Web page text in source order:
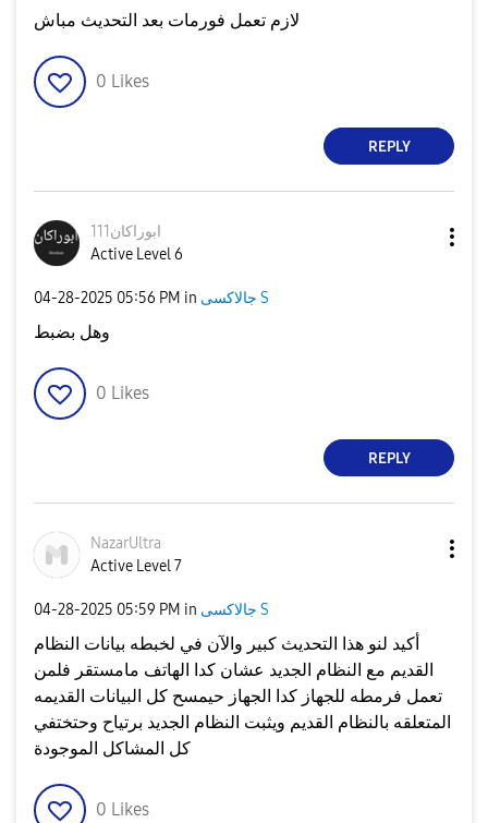
لازم تعمل فورمات بعد التحديث مباش
0 Likes
REPLY
ابوراكان111
Active Level 6
‎04-28-2025 05:56 PM in جالاكسى S
وهل بضبط
0 Likes
REPLY
NazarUltra
Active Level 7
‎04-28-2025 05:59 PM in جالاكسى S
أكيد لنو هذا التحديث كبير والآن في لخبطه بيانات النظام
القديم مع النظام الجديد عشان كدا الهاتف مامستقر فلمن
تعمل فرمطه للجهاز كدا الجهاز حيمسح كل البيانات القديمه
المتعلقه بالنظام القديم ويثبت النظام الجديد برتياح وحتختفي
كل المشاكل الموجودة
0 Likes